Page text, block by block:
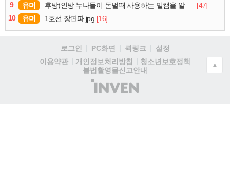
9
유머 후방)인방 누나들이 돈벌때 사용하는 밑캠을 알아보자
[47]
10
유머 1호선 장판파.jpg [16]
로그인 PC화면 퀵링크
설정
이용약관
개인정보처리방침
청소년보호정책
불법촬영물신고안내
(주)
인
▲